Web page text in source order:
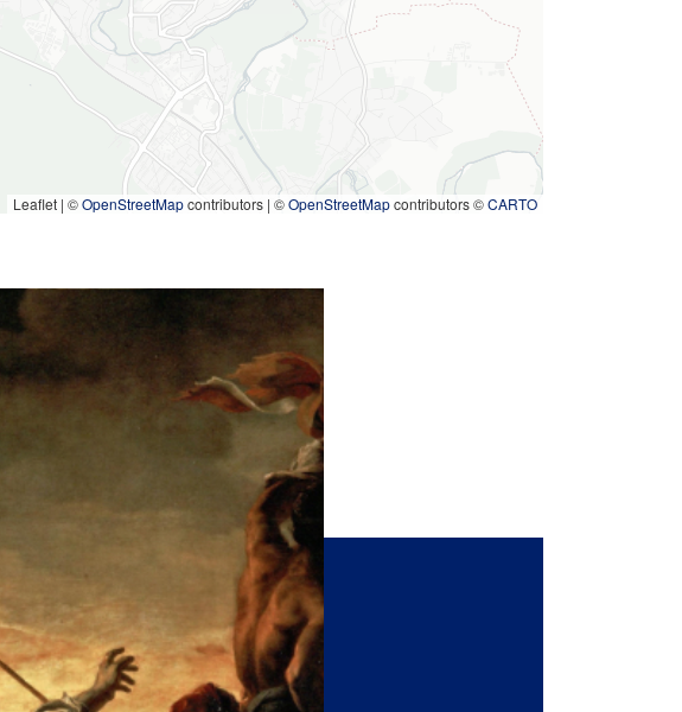
Leaflet | ©OpenStreetMapcontributors | ©OpenStreetMapcontributors ©CARTO